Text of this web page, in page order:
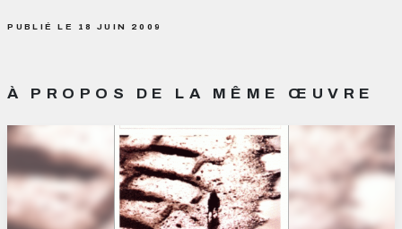
PUBLIÉ LE 18 JUIN 2009
À PROPOS DE LA MÊME ŒUVRE